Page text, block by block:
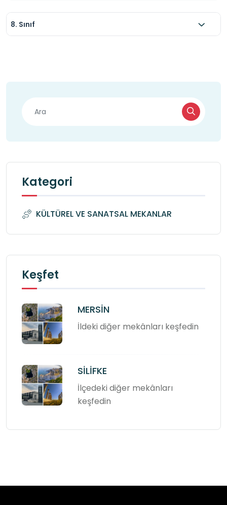
8. Sınıf
Kategori
KÜLTÜREL VE SANATSAL MEKANLAR
Keşfet
MERSİN
İldeki diğer mekânları keşfedin
SİLİFKE
İlçedeki diğer mekânları
keşfedin